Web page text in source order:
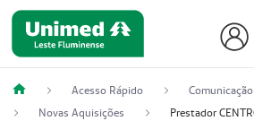
Acesso Rápido
Comunicação
Novas Aquisições